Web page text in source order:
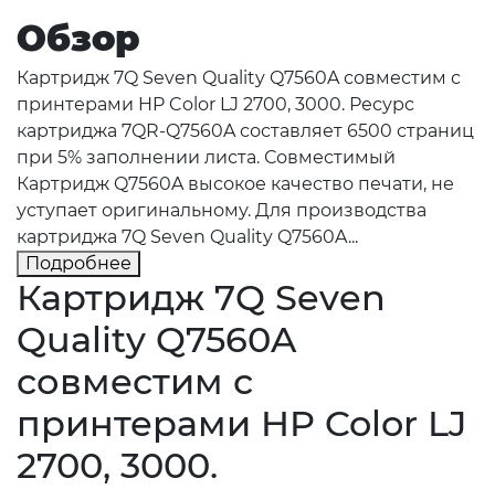
Обзор
Картридж 7Q Seven Quality Q7560A совместим с
принтерами HP Color LJ 2700, 3000. Ресурс
картриджа 7QR-Q7560A составляет 6500 страниц
при 5% заполнении листа. Совместимый
Картридж Q7560A высокое качество печати, не
уступает оригинальному. Для производства
картриджа 7Q Seven Quality Q7560A...
Подробнее
Картридж 7Q Seven
Quality Q7560A
совместим с
принтерами HP Color LJ
2700, 3000.